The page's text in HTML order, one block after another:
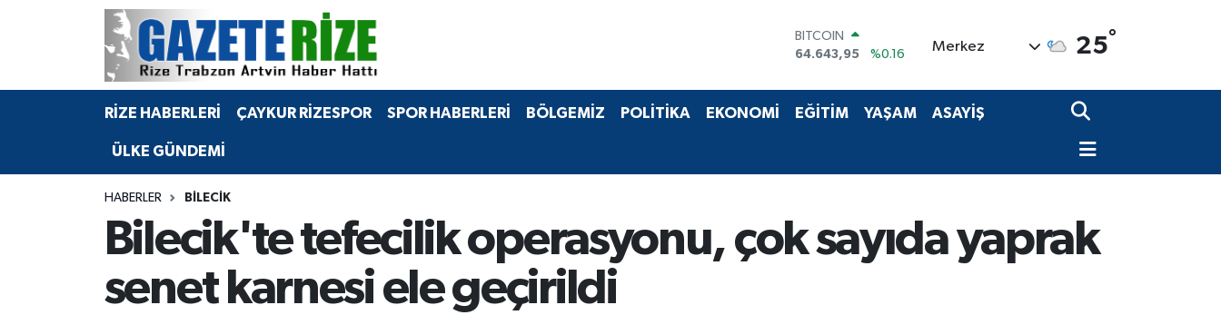
64.643,95
DOLAR
55,0250
%0.02
Merkez 25°
RİZE HABERLERİ ÇAYKUR RİZESPOR SPOR HABERLERİ BÖLGEMİZ POLİTİKA EKONOMİ EĞİTİM YAŞAM ASAYİŞ
ÜLKE GÜNDEMİ
HABERLER BILECIK
Bilecik'te tefecilik operasyonu, çok sayıda yaprak
senet karnesi ele geçirildi
BÖLGEMİZ
Bilim Teknoloji
Merkez Nöbetçi Eczaneler
Merkez Hava Durumu
Merkez Trafik Yoğunluk Haritası
Tüm Manşetler
Son Dakika Haberleri